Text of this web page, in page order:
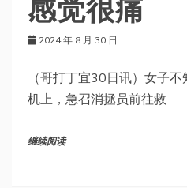
感觉很痛
2024 年 8 月 30 日
（哥打丁宜30日讯）女子
机上，急召消拯员前往救
继续阅读